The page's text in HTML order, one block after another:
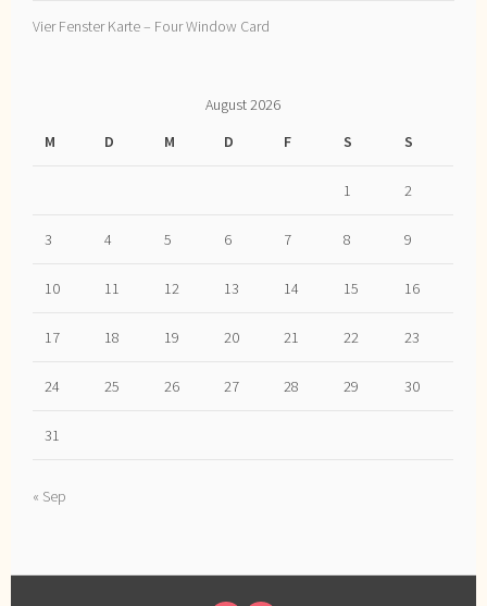
Vier Fenster Karte – Four Window Card
August 2026
M
D M D F S S
1 2
3 4 5 6 7 8 9
10 11 12 13 14 15 16
17 18 19 20 21 22 23
24 25 26 27 28 29 30
31
« Sep